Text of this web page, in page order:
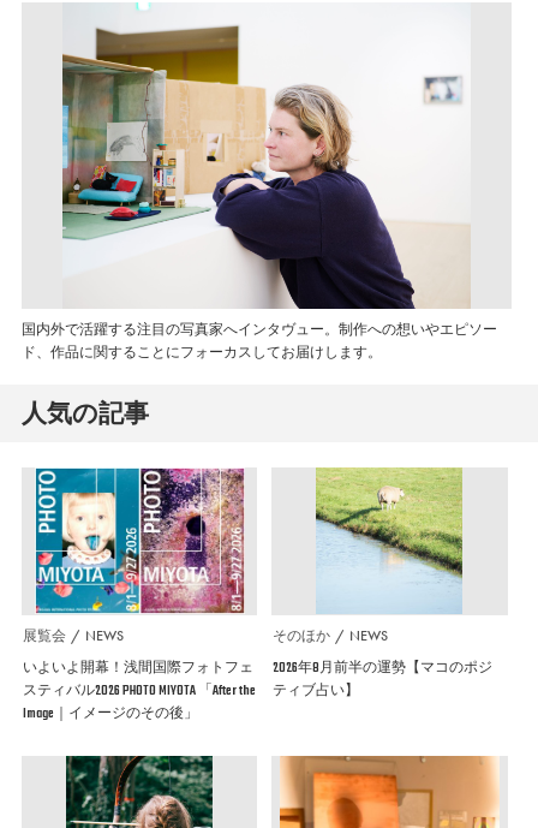
国内外で活躍する注目の写真家へインタヴュー。制作への想いやエピソー
ド、作品に関することにフォーカスしてお届けします。
人気の記事
展覧会 NEWS
いよいよ開幕！浅間国際フォトフェ
スティバル2026 PHOTO MIYOTA 「After the
Image｜イメージのその後」
そのほか NEWS
2026年8月前半の運勢【マコのポジ
ティブ占い】